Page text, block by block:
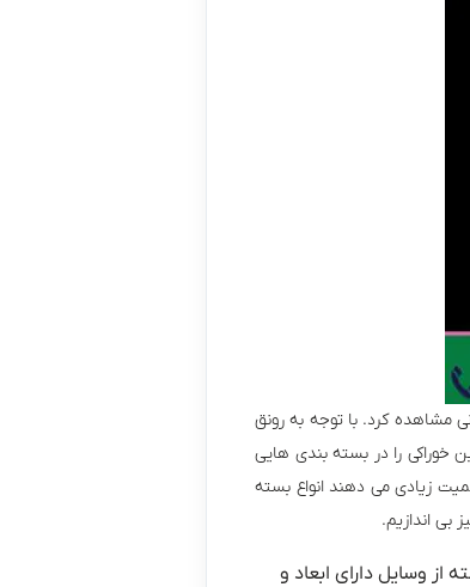
مشاهده کرد. با توجه به رونق
خوراکی را در بسته بندی هایی
زیادی می دهند انواع بسته
بی اندازیم.
وسایل دارای ابعاد و